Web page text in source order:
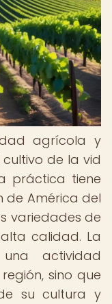
agrícola y
de la vid
práctica tiene
de América del
variedades de
calidad. La
actividad
sino que
su cultura y